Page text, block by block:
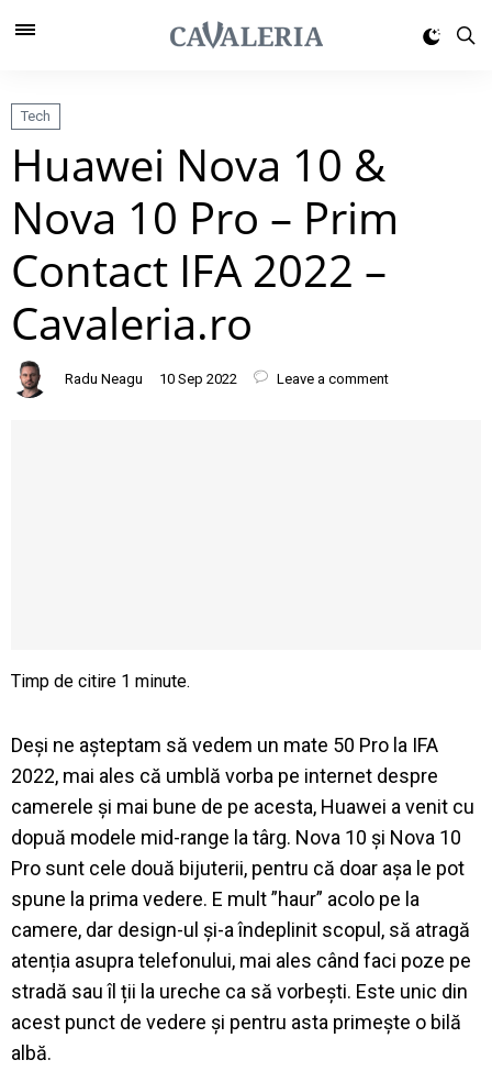
Tech
Huawei Nova 10 &
Nova 10 Pro – Prim
Contact IFA 2022 –
Cavaleria.ro
Radu Neagu 10 Sep 2022 Leave a comment
Deși ne așteptam să vedem un mate 50 Pro la IFA
2022, mai ales că umblă vorba pe internet despre
camerele și mai bune de pe acesta, Huawei a venit cu
dopuă modele mid-range la târg. Nova 10 și Nova 10
Pro sunt cele două bijuterii, pentru că doar așa le pot
spune la prima vedere. E mult ”haur” acolo pe la
camere, dar design-ul și-a îndeplinit scopul, să atragă
atenția asupra telefonului, mai ales când faci poze pe
stradă sau îl ții la ureche ca să vorbești. Este unic din
acest punct de vedere și pentru asta primește o bilă
albă.